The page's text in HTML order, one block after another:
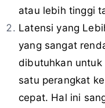
atau lebih tinggi
Latensi yang
yang sangat
dibutuhkan
satu perangkat
cepat. Hal ini